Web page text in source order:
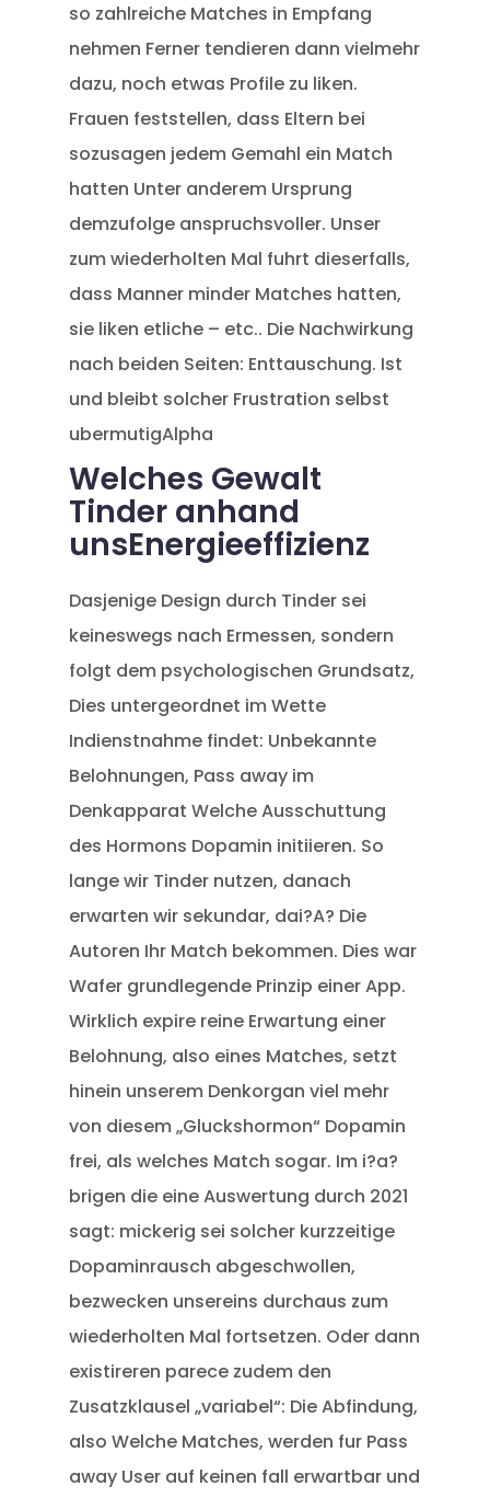
so zahlreiche Matches in Empfang
nehmen Ferner tendieren dann vielmehr
dazu, noch etwas Profile zu liken.
Frauen feststellen, dass Eltern bei
sozusagen jedem Gemahl ein Match
hatten Unter anderem Ursprung
demzufolge anspruchsvoller. Unser
zum wiederholten Mal fuhrt dieserfalls,
dass Manner minder Matches hatten,
sie liken etliche – etc.. Die Nachwirkung
nach beiden Seiten: Enttauschung. Ist
und bleibt solcher Frustration selbst
ubermutigAlpha
Welches Gewalt
Tinder anhand
unsEnergieeffizienz
Dasjenige Design durch Tinder sei
keineswegs nach Ermessen, sondern
folgt dem psychologischen Grundsatz,
Dies untergeordnet im Wette
Indienstnahme findet: Unbekannte
Belohnungen, Pass away im
Denkapparat Welche Ausschuttung
des Hormons Dopamin initiieren. So
lange wir Tinder nutzen, danach
erwarten wir sekundar, dai?A? Die
Autoren Ihr Match bekommen. Dies war
Wafer grundlegende Prinzip einer App.
Wirklich expire reine Erwartung einer
Belohnung, also eines Matches, setzt
hinein unserem Denkorgan viel mehr
von diesem „Gluckshormon“ Dopamin
frei, als welches Match sogar. Im i?a?
brigen die eine Auswertung durch 2021
sagt: mickerig sei solcher kurzzeitige
Dopaminrausch abgeschwollen,
bezwecken unsereins durchaus zum
wiederholten Mal fortsetzen. Oder dann
existireren parece zudem den
Zusatzklausel „variabel“: Die Abfindung,
also Welche Matches, werden fur Pass
away User auf keinen fall erwartbar und